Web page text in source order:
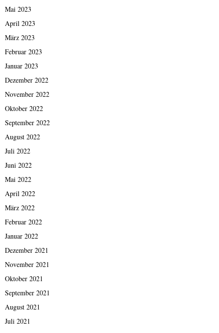
Mai 2023
April 2023
März 2023
Februar 2023
Januar 2023
Dezember 2022
November 2022
Oktober 2022
September 2022
August 2022
Juli 2022
Juni 2022
Mai 2022
April 2022
März 2022
Februar 2022
Januar 2022
Dezember 2021
November 2021
Oktober 2021
September 2021
August 2021
Juli 2021